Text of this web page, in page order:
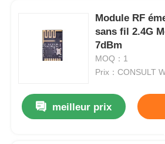
Module RF
sans fil 2.4G
7dBm
MOQ：1
Prix：CONSULT
meilleur prix